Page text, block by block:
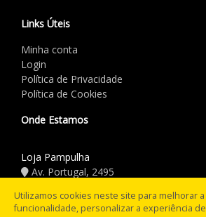
Links Úteis
Minha conta
Login
Política de Privacidade
Política de Cookies
Onde Estamos
Loja Pampulha
Av. Portugal, 2495
Utilizamos cookies neste site para melhorar a
funcionalidade, personalizar a experiência de